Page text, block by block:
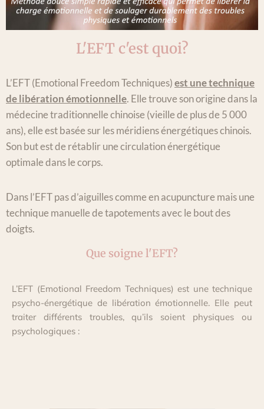
L'EFT c'est quoi?
L’EFT (Emotional Freedom Techniques)est une technique
de libération émotionnelle. Elle trouve son origine dans la
médecine traditionnelle chinoise (vieille de plus de 5 000
ans), elle est basée sur les méridiens énergétiques chinois.
Son but est de rétablir une circulation énergétique
optimale dans le corps.
Dans l’EFT pas d’aiguilles comme en acupuncture mais une
technique manuelle de tapotements avec le bout des
doigts.
Que soigne l'EFT?
L’EFT (Emotional Freedom Techniques) est une technique
psycho-énergétique de libération émotionnelle. Elle peut
traiter différents troubles, qu’ils soient physiques ou
psychologiques :